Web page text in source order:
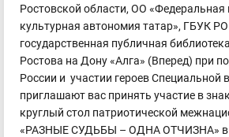
Ростовской области, ОО «Федеральная
культурная автономия татар», ГБУК
государственная публичная
Ростова на Дону «Алга» (Вперед) при
России и участии героев Специальной
приглашают вас принять участие в
круглый стол патриотической
«РАЗНЫЕ СУДЬБЫ – ОДНА ОТЧИЗНА» в